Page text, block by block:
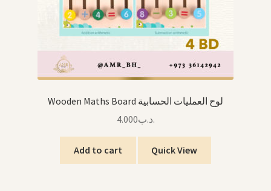
Wooden Maths Board لوح العمليات الحسابية
.د.ب4.000
Add to cart Quick View